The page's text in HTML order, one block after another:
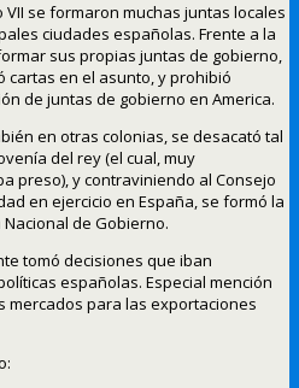
VII se formaron muchas juntas locales
ciudades españolas. Frente a la
sus propias juntas de gobierno,
cartas en el asunto, y prohibió
de juntas de gobierno en America.
en otras colonias, se desacató tal
del rey (el cual, muy
preso), y contraviniendo al Consejo
en ejercicio en España, se formó la
de Gobierno.
tomó decisiones que iban
españolas. Especial mención
mercados para las exportaciones